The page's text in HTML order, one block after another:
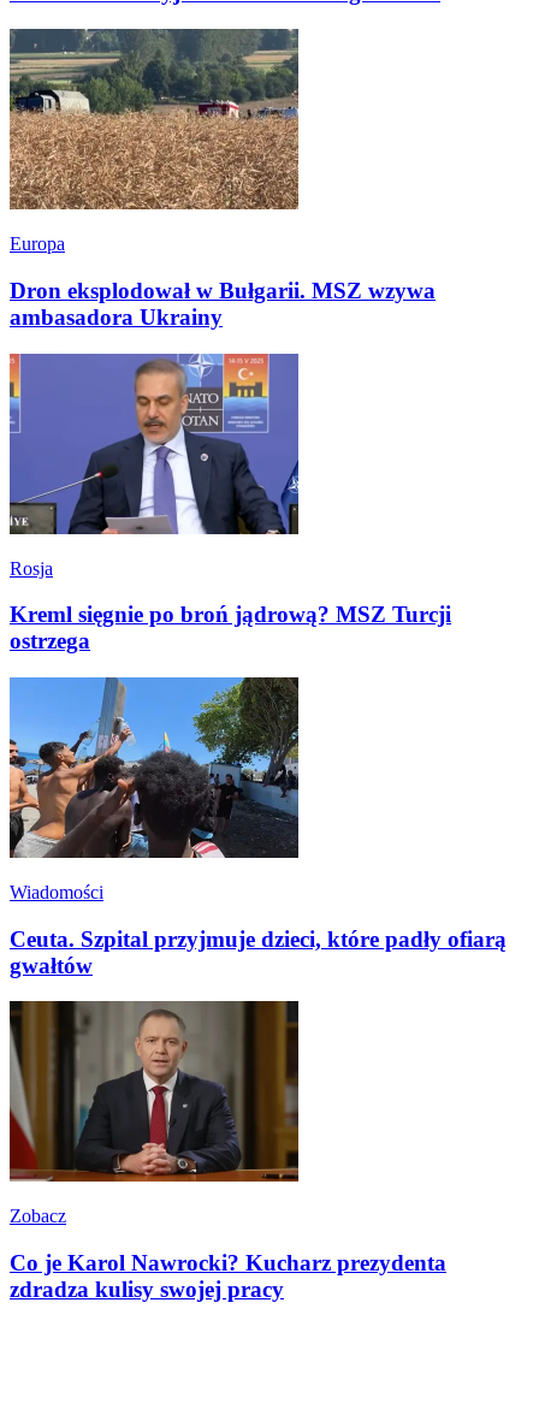
Europa
Dron eksplodował w Bułgarii. MSZ wzywa
ambasadora Ukrainy
Rosja
Kreml sięgnie po broń jądrową? MSZ Turcji
ostrzega
Wiadomości
Ceuta. Szpital przyjmuje dzieci, które padły ofiarą
gwałtów
Zobacz
Co je Karol Nawrocki? Kucharz prezydenta
zdradza kulisy swojej pracy